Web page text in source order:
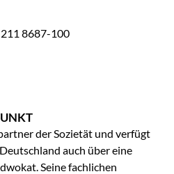
8687-100
der Sozietät und verfügt
auch über eine
Seine fachlichen